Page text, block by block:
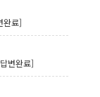
완료]
변완료]